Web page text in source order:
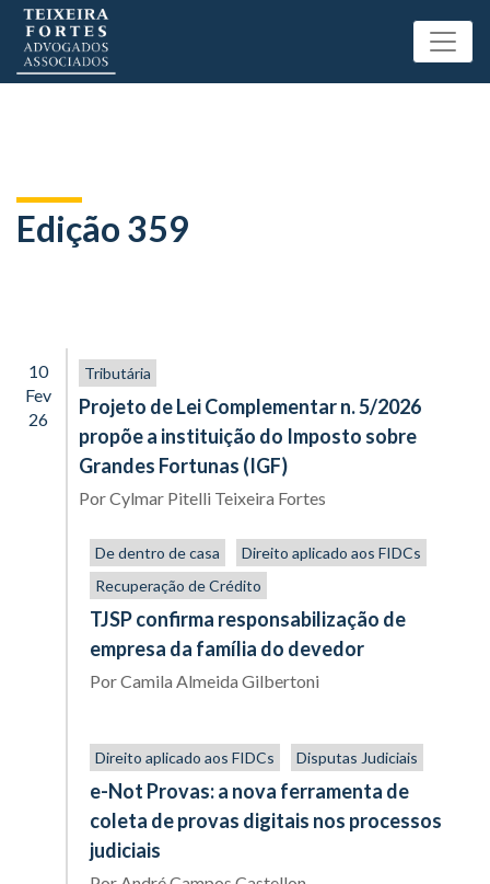
Edição 359
10
Fev
26
Tributária
Projeto de Lei Complementar n. 5/2026
propõe a instituição do Imposto sobre
Grandes Fortunas (IGF)
PorCylmar Pitelli Teixeira Fortes
De dentro de casa
Direito aplicado aos FIDCs
Recuperação de Crédito
TJSP confirma responsabilização de
empresa da família do devedor
PorCamila Almeida Gilbertoni
Direito aplicado aos FIDCs Disputas Judiciais
e-Not Provas: a nova ferramenta de
coleta de provas digitais nos processos
judiciais